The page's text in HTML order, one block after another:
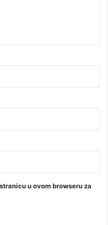
u ovom browseru za